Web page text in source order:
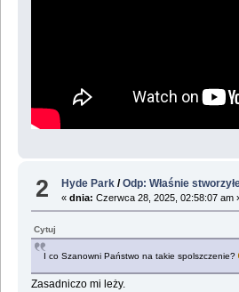
2 Hyde Park /Odp: Właśnie
«dnia: Czerwca 28, 2025, 02:58:07 am
Cytuj
I co Szanowni Państwo na takie spolszczenie?
Zasadniczo mi leży.